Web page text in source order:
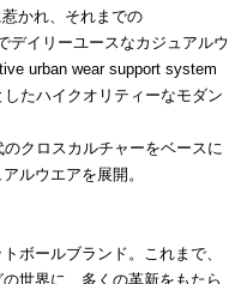
かれ、それまでの
デイリーユースなカジュアルウ
urban wear support system
たハイクオリティーなモダン
クロスカルチャーをベースに
ルウエアを展開。
ボールブランド。これまで、
世界に、多くの革新をもたら